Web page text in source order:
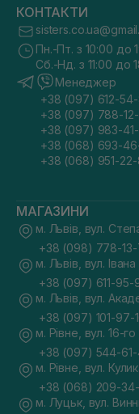
КОНТАКТИ
Пн.-Пт. з 10:00 до
Сб.-Нд. з 11:00 до
Менеджер
+38 (097) 612-54-
+38 (097) 788-
+38 (097) 983-
+38 (068) 693-
+38 (068) 951-
МАГАЗИНИ
м. Львів, вул.
+38 (098) 778-
м. Львів, вул.
+38 (097) 611-95-
м. Львів, вул.
+38 (097) 101-97-
м. Рівне, вул. 16-
+38 (097) 544-
м. Рівне, вул.
+38 (068) 209-
м. Луцьк, вул.